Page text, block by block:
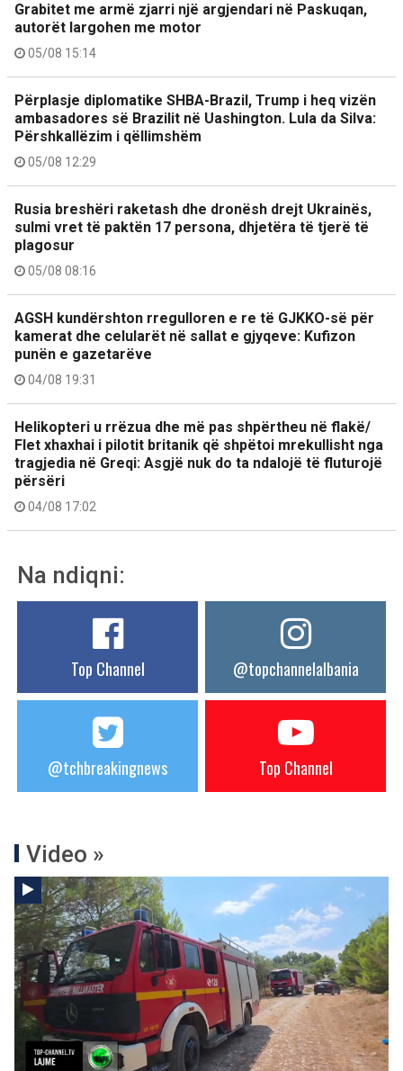
Grabitet me armë zjarri një argjendari në Paskuqan,
autorët largohen me motor
05/08 15:14
Përplasje diplomatike SHBA-Brazil, Trump i heq vizën
ambasadores së Brazilit në Uashington. Lula da Silva:
Përshkallëzim i qëllimshëm
05/08 12:29
Rusia breshëri raketash dhe dronësh drejt Ukrainës,
sulmi vret të paktën 17 persona, dhjetëra të tjerë të
plagosur
05/08 08:16
AGSH kundërshton rregulloren e re të GJKKO-së për
kamerat dhe celularët në sallat e gjyqeve: Kufizon
punën e gazetarëve
04/08 19:31
Helikopteri u rrëzua dhe më pas shpërtheu në flakë/
Flet xhaxhai i pilotit britanik që shpëtoi mrekullisht nga
tragjedia në Greqi: Asgjë nuk do ta ndalojë të fluturojë
përsëri
04/08 17:02
Na ndiqni:
Top Channel @topchannelalbania
@tchbreakingnews Top Channel
Video »